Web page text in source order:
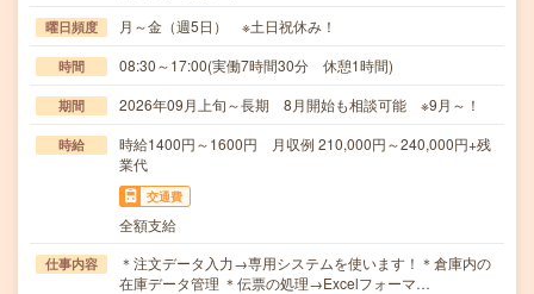
曜日頻度 月～金（週5日） ※土日祝休み！
時間 08:30～17:00(実働7時間30分 休憩1時間)
期間 2026年09月上旬～長期 8月開始も相談可能 ※9月～！
時給
時給1400円～1600円 月収例 210,000円～240,000円+残
業代
交通費
全額支給
仕事内容
＊注文データ入力→専用システムを使います！＊倉庫内の
在庫データ管理 ＊伝票の処理→Excelフォーマ…